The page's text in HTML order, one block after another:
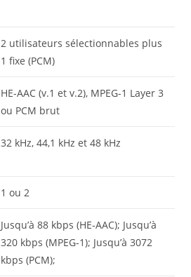
2 utilisateurs sélectionnables plus
1 fixe (PCM)
HE-AAC (v.1 et v.2), MPEG-1 Layer 3
ou PCM brut
32 kHz, 44,1 kHz et 48 kHz
1 ou 2
Jusqu’à 88 kbps (HE-AAC); Jusqu’à
320 kbps (MPEG-1); Jusqu’à 3072
kbps (PCM);